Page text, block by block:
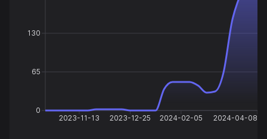
2023-11-13 2023-12-25 2024-02-05 2024-04-08
0
65
130